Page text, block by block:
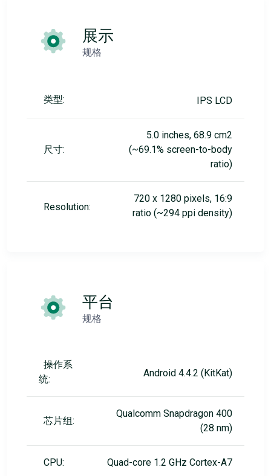
展示
规格
类型: IPS LCD
尺寸:
5.0 inches, 68.9 cm2
(~69.1% screen-to-body
ratio)
Resolution:
720 x 1280 pixels, 16:9
ratio (~294 ppi density)
平台
规格
操作系
统:
Android 4.4.2 (KitKat)
芯片组:
Qualcomm Snapdragon 400
(28 nm)
CPU: Quad-core 1.2 GHz Cortex-A7